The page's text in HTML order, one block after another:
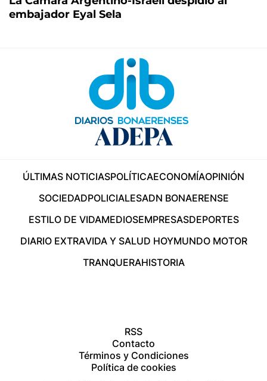
embajador Eyal Sela
ÚLTIMAS NOTICIASPOLÍTICAECONOMÍAOPINIÓN
SOCIEDADPOLICIALESADN BONAERENSE
ESTILO DE VIDAMEDIOSEMPRESASDEPORTES
DIARIO EXTRAVIDA Y SALUD HOYMUNDO MOTOR
TRANQUERAHISTORIA
RSS
Contacto
Términos y Condiciones
Política de cookies